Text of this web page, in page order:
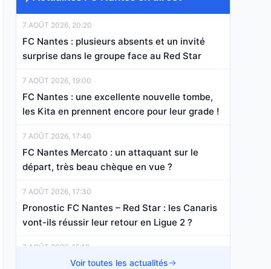
7 AOÛT 2026, 20:20
FC Nantes : plusieurs absents et un invité
surprise dans le groupe face au Red Star
7 AOÛT 2026, 19:00
FC Nantes : une excellente nouvelle tombe,
les Kita en prennent encore pour leur grade !
7 AOÛT 2026, 17:40
FC Nantes Mercato : un attaquant sur le
départ, très beau chèque en vue ?
7 AOÛT 2026, 17:30
Pronostic FC Nantes – Red Star : les Canaris
vont-ils réussir leur retour en Ligue 2 ?
7 AOÛT 2026, 15:10
FC Nantes : Killian Corredor a fait une
Voir toutes les actualités